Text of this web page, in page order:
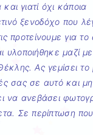
γιατί όχι κάποια
ξενοδόχο που
προτείνουμε για το
μαζί με
Ας γεμίσει
σας σε αυτό και
να ανεβάσει
Σε περίπτωση που